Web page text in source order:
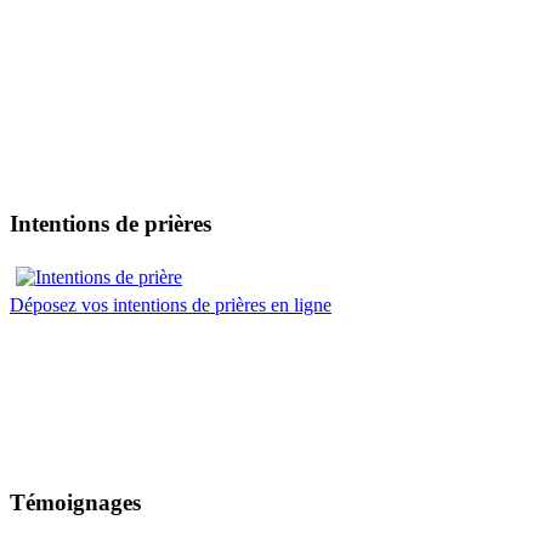
Intentions de prières
Déposez vos intentions de prières en ligne
Témoignages